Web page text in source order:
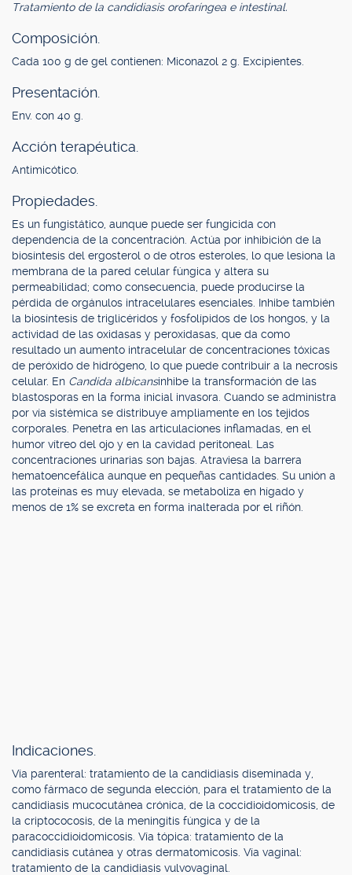
Tratamiento de la candidiasis orofaríngea e intestinal.
Composición.
Cada 100 g de gel contienen: Miconazol 2 g. Excipientes.
Presentación.
Env. con 40 g.
Acción terapéutica.
Antimicótico.
Propiedades.
Es un fungistático, aunque puede ser fungicida con
dependencia de la concentración. Actúa por inhibición de la
biosíntesis del ergosterol o de otros esteroles, lo que lesiona la
membrana de la pared celular fúngica y altera su
permeabilidad; como consecuencia, puede producirse la
pérdida de orgánulos intracelulares esenciales. Inhibe también
la biosíntesis de triglicéridos y fosfolípidos de los hongos, y la
actividad de las oxidasas y peroxidasas, que da como
resultado un aumento intracelular de concentraciones tóxicas
de peróxido de hidrógeno, lo que puede contribuir a la necrosis
celular. En Candida albicansinhibe la transformación de las
blastosporas en la forma inicial invasora. Cuando se administra
por vía sistémica se distribuye ampliamente en los tejidos
corporales. Penetra en las articulaciones inflamadas, en el
humor vítreo del ojo y en la cavidad peritoneal. Las
concentraciones urinarias son bajas. Atraviesa la barrera
hematoencefálica aunque en pequeñas cantidades. Su unión a
las proteínas es muy elevada, se metaboliza en hígado y
menos de 1% se excreta en forma inalterada por el riñón.
Indicaciones.
Vía parenteral: tratamiento de la candidiasis diseminada y,
como fármaco de segunda elección, para el tratamiento de la
candidiasis mucocutánea crónica, de la coccidioidomicosis, de
la criptococosis, de la meningitis fúngica y de la
paracoccidioidomicosis. Vía tópica: tratamiento de la
candidiasis cutánea y otras dermatomicosis. Vía vaginal:
tratamiento de la candidiasis vulvovaginal.